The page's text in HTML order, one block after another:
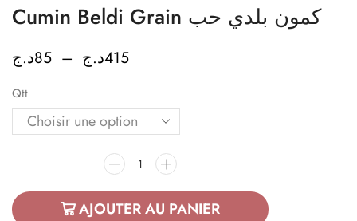
Cumin Beldi Grain كمون بلدي حب
85د.ج – 415د.ج
Qtt
AJOUTER AU PANIER